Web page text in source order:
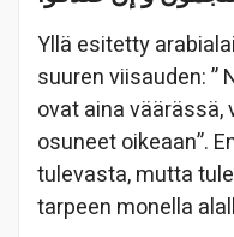
Yllä esitetty
suuren viisauden: ”
ovat aina
osuneet oikeaan”.
tulevasta, mutta
tarpeen monella